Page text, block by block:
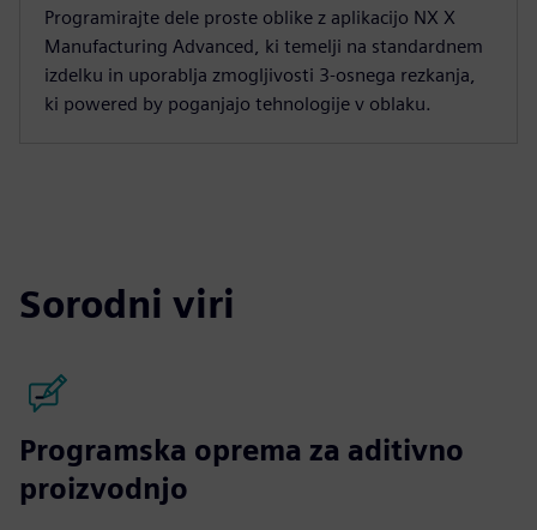
Programirajte dele proste oblike z aplikacijo NX X
Manufacturing Advanced, ki temelji na standardnem
izdelku in uporablja zmogljivosti 3-osnega rezkanja,
ki powered by poganjajo tehnologije v oblaku.
Sorodni viri
Programska oprema za aditivno
proizvodnjo